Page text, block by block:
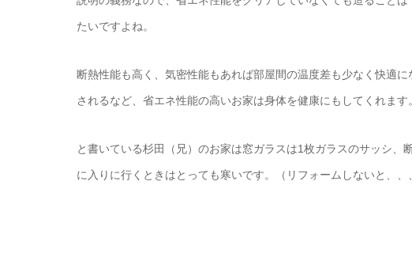
たいですよね。
断熱性能も高く、気密性能もあれば部屋間の温度差も少なく快適
されるなど、省エネ性能の高いお家は身体を健康にもしてくれます。
と書いている杉田（兄）のお家は窓ガラスは1枚ガラスのサッシ
に入りに行くときはとっても寒いです。（リフォームしないと、、